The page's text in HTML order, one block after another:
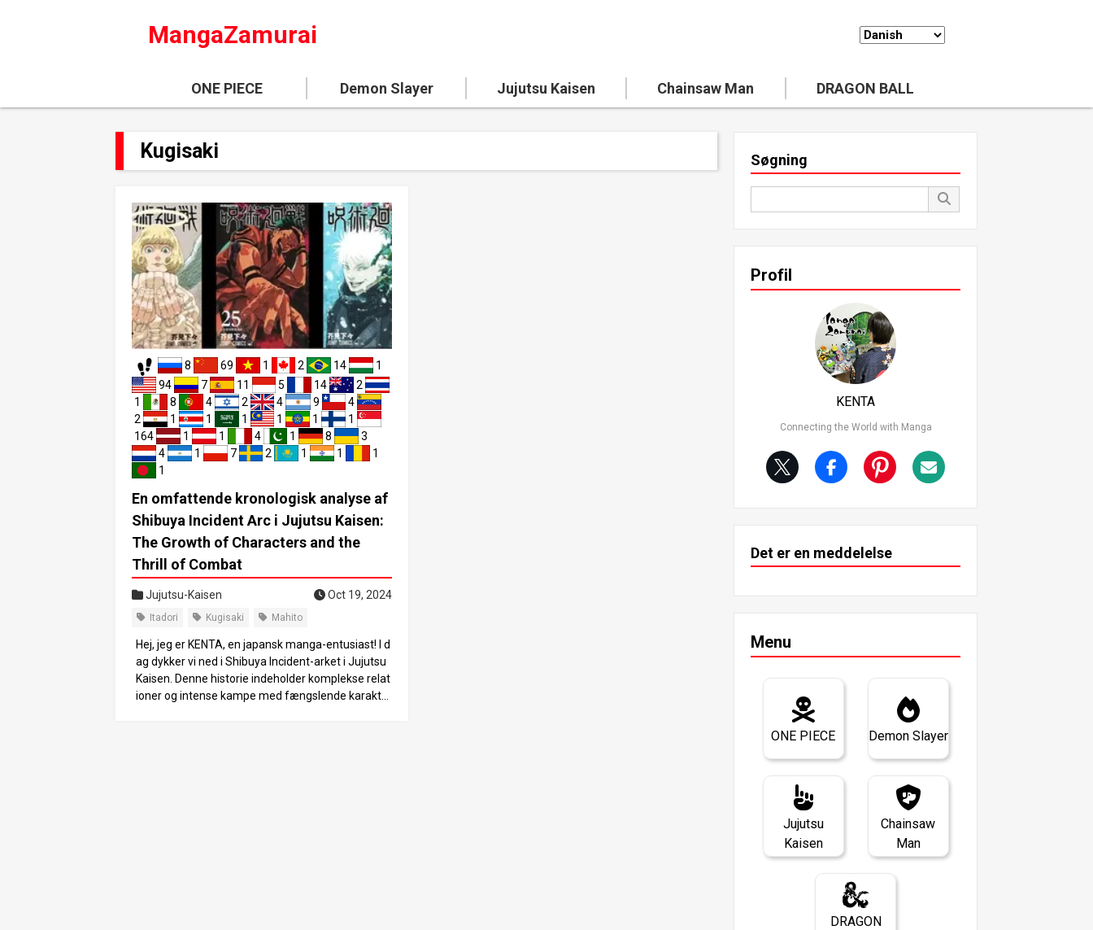
MangaZamurai
ONE PIECE Demon Slayer Jujutsu Kaisen Chainsaw Man DRAGON BALL
Kugisaki
8 69 1 2 14
1
94
7 11 5 14
2
1
8 4 2 4 9
4
2
1 1 1 1 1
1
164
1 1 4 1 8
3
4
1 7 2 1 1
1
1
En omfattende kronologisk analyse af
Shibuya Incident Arc i Jujutsu Kaisen:
The Growth of Characters and the
Thrill of Combat
Jujutsu-Kaisen Oct 19, 2024
Itadori Kugisaki Mahito
Hej, jeg er KENTA, en japansk manga-entusiast! I d
ag dykker vi ned i Shibuya Incident-arket i Jujutsu
Kaisen. Denne historie indeholder komplekse relat
ioner og intense kampe med fængslende karakter
Søgning
Profil
KENTA
Connecting the World with Manga
Det er en meddelelse
Menu
ONE PIECE Demon Slayer
Jujutsu
Kaisen
Chainsaw
Man
DRAGON